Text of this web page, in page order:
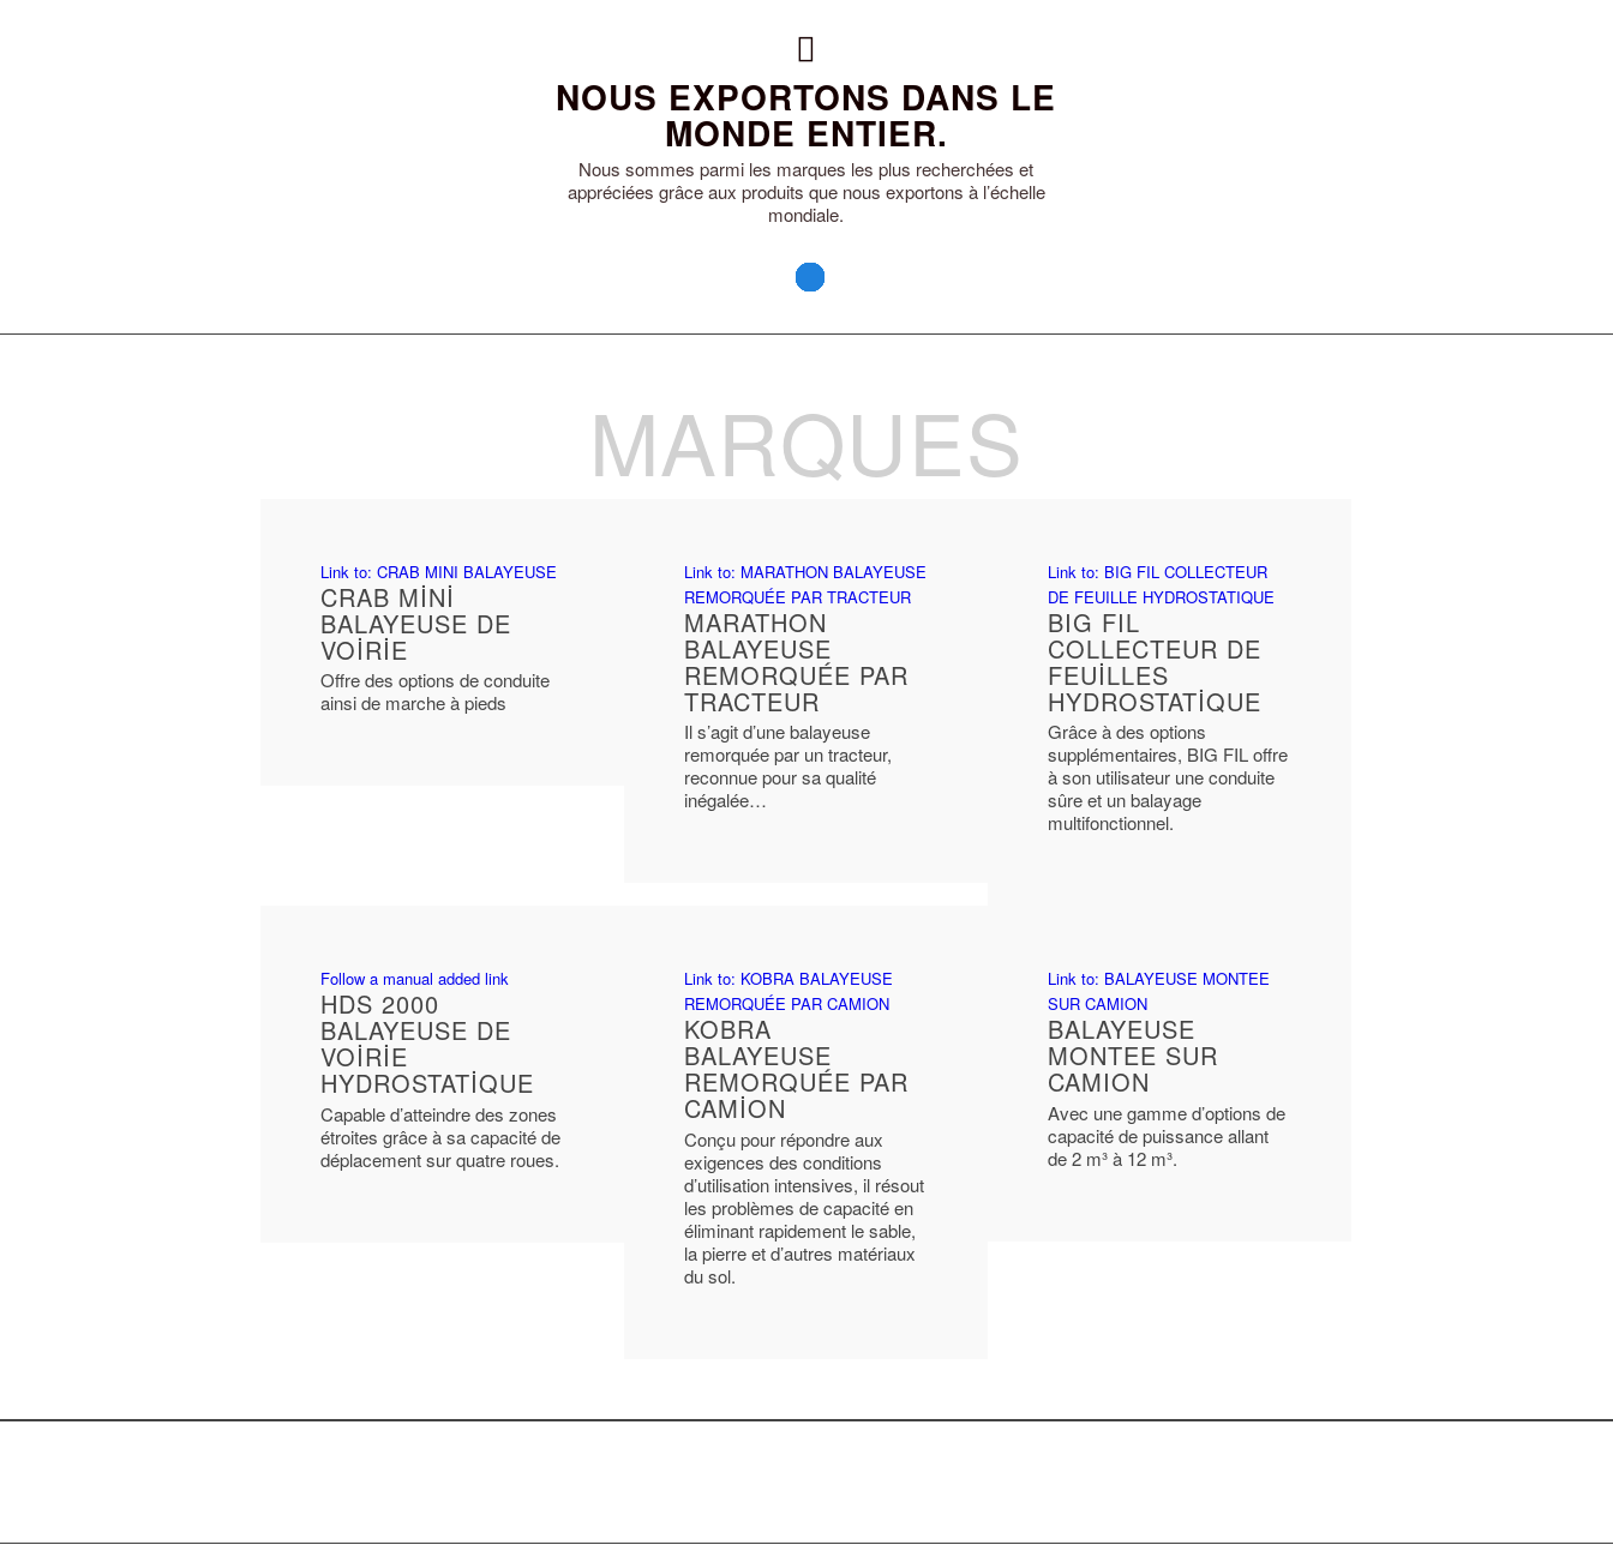
NOUS EXPORTONS DANS LE
MONDE ENTIER.
Nous sommes parmi les marques les plus recherchées et
appréciées grâce aux produits que nous exportons à l’échelle
mondiale.
MARQUES
Link to: CRAB MINI BALAYEUSE
CRAB MİNİ
BALAYEUSE DE
VOİRİE
Offre des options de conduite
ainsi de marche à pieds
Link to: MARATHON BALAYEUSE
REMORQUÉE PAR TRACTEUR
MARATHON
BALAYEUSE
REMORQUÉE PAR
TRACTEUR
Il s’agit d’une balayeuse
remorquée par un tracteur,
reconnue pour sa qualité
inégalée…
Link to: BIG FIL COLLECTEUR
DE FEUILLE HYDROSTATIQUE
BIG FIL
COLLECTEUR DE
FEUILLES
HYDROSTATIQUE
Grâce à des options
supplémentaires, BIG FIL offre
à son utilisateur une conduite
sûre et un balayage
multifonctionnel.
Follow a manual added link
HDS 2000
BALAYEUSE DE
VOIRIE
HYDROSTATIQUE
Capable d’atteindre des zones
étroites grâce à sa capacité de
déplacement sur quatre roues.
Link to: KOBRA BALAYEUSE
REMORQUÉE PAR CAMION
KOBRA
BALAYEUSE
REMORQUÉE PAR
CAMION
Conçu pour répondre aux
exigences des conditions
d’utilisation intensives, il résout
les problèmes de capacité en
éliminant rapidement le sable,
la pierre et d’autres matériaux
du sol.
Link to: BALAYEUSE MONTEE
SUR CAMION
BALAYEUSE
MONTEE SUR
CAMION
Avec une gamme d’options de
capacité de puissance allant
de 2 m³ à 12 m³.